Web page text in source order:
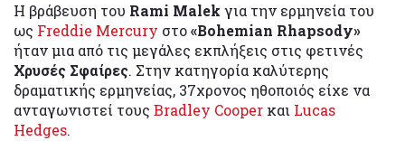
Η βράβευση του Rami Malek για την ερμηνεία του
ως Freddie Mercury στο«Bohemian Rhapsody»
ήταν μια από τις μεγάλες εκπλήξεις στις φετινές
Χρυσές Σφαίρες. Στην κατηγορία καλύτερης
δραματικής ερμηνείας, 37χρονος ηθοποιός είχε να
ανταγωνιστεί τους Bradley Cooper και Lucas
Hedges.